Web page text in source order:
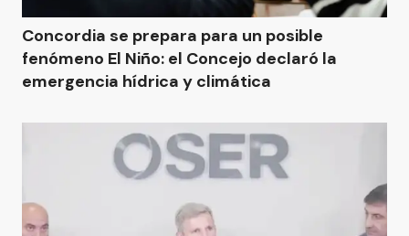
Concordia se prepara para un posible
fenómeno El Niño: el Concejo declaró la
emergencia hídrica y climática